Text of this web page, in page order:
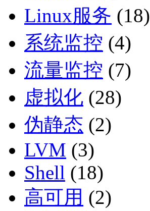
Linux服务 (18)
系统监控 (4)
流量监控 (7)
虚拟化 (28)
伪静态 (2)
LVM (3)
Shell (18)
高可用 (2)